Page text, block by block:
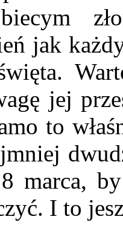
jak
jej
to
marca,
I to